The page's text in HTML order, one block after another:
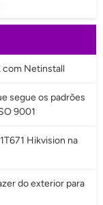
com Netinstall
segue os padrões
9001
Hikvision na
do exterior para